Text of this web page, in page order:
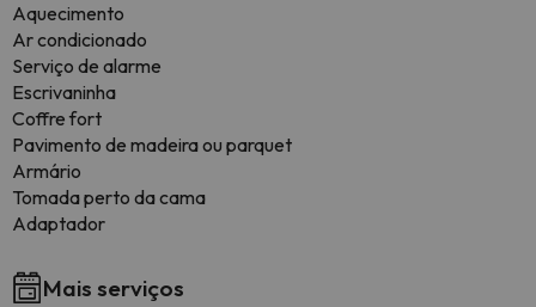
Aquecimento
Ar condicionado
Serviço de alarme
Escrivaninha
Coffre fort
Pavimento de madeira ou parquet
Armário
Tomada perto da cama
Adaptador
Mais serviços